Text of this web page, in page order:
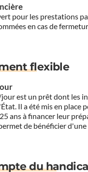
pour les prestations
en cas de
flexible
jour est un prêt dont les
Il a été mis en place
ans à financer leur
de bénéficier
du